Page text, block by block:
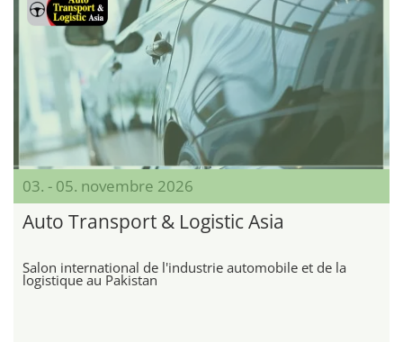
03. - 05. novembre 2026
Auto Transport & Logistic Asia
Salon international de l'industrie automobile et de la
logistique au Pakistan